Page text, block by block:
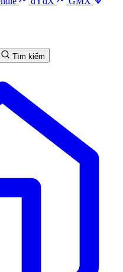
Tìm kiếm